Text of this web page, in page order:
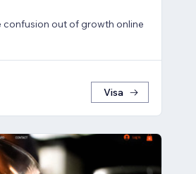
confusion out of growth online
Visa